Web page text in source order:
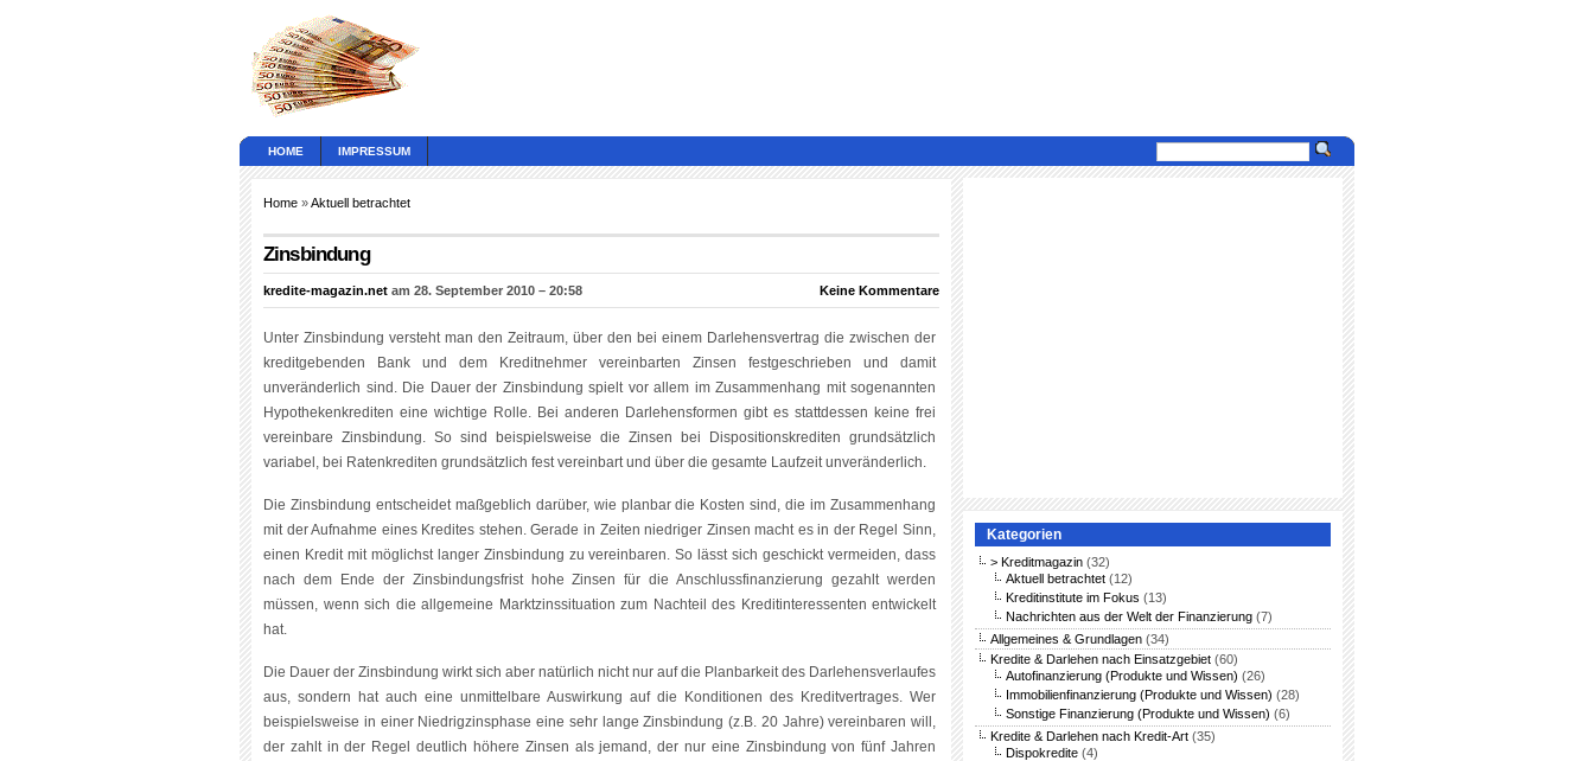
HOME IMPRESSUM
Home »Aktuell betrachtet
Zinsbindung
kredite-magazin.net am 28. September 2010 – 20:58 Keine Kommentare
Unter Zinsbindung versteht man den Zeitraum, über den bei einem Darlehensvertrag die zwischen der
kreditgebenden Bank und dem Kreditnehmer vereinbarten Zinsen festgeschrieben und damit
unveränderlich sind. Die Dauer der Zinsbindung spielt vor allem im Zusammenhang mit sogenannten
Hypothekenkrediten eine wichtige Rolle. Bei anderen Darlehensformen gibt es stattdessen keine frei
vereinbare Zinsbindung. So sind beispielsweise die Zinsen bei Dispositionskrediten grundsätzlich
variabel, bei Ratenkrediten grundsätzlich fest vereinbart und über die gesamte Laufzeit unveränderlich.
Die Zinsbindung entscheidet maßgeblich darüber, wie planbar die Kosten sind, die im Zusammenhang
mit der Aufnahme eines Kredites stehen. Gerade in Zeiten niedriger Zinsen macht es in der Regel Sinn,
einen Kredit mit möglichst langer Zinsbindung zu vereinbaren. So lässt sich geschickt vermeiden, dass
nach dem Ende der Zinsbindungsfrist hohe Zinsen für die Anschlussfinanzierung gezahlt werden
müssen, wenn sich die allgemeine Marktzinssituation zum Nachteil des Kreditinteressenten entwickelt
hat.
Die Dauer der Zinsbindung wirkt sich aber natürlich nicht nur auf die Planbarkeit des Darlehensverlaufes
aus, sondern hat auch eine unmittelbare Auswirkung auf die Konditionen des Kreditvertrages. Wer
beispielsweise in einer Niedrigzinsphase eine sehr lange Zinsbindung (z.B. 20 Jahre) vereinbaren will,
der zahlt in der Regel deutlich höhere Zinsen als jemand, der nur eine Zinsbindung von fünf Jahren
Kategorien
> Kreditmagazin (32)
Aktuell betrachtet (12)
Kreditinstitute im Fokus (13)
Nachrichten aus der Welt der Finanzierung (7)
Allgemeines & Grundlagen (34)
Kredite & Darlehen nach Einsatzgebiet (60)
Autofinanzierung (Produkte und Wissen) (26)
Immobilienfinanzierung (Produkte und Wissen) (28)
Sonstige Finanzierung (Produkte und Wissen) (6)
Kredite & Darlehen nach Kredit-Art (35)
Dispokredite (4)